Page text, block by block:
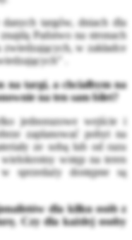
danych targów, dniach dla
Państwo na stronach
w zakładce
.
na targi, a chciałbym na
na ten sam bilet?
jednorazowe wejście i
zaplanować pobyt na
ze sobą lub od razu
wstęp na teren
sprzedaży dostępne są
dla kilku osób z
Czy dla każdej osoby